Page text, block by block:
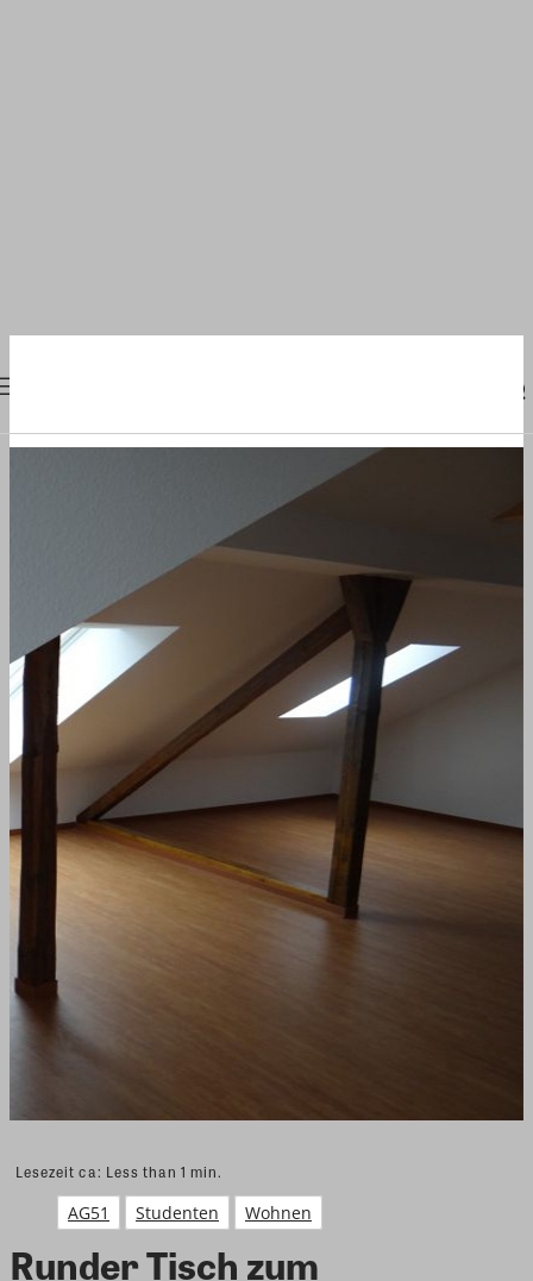
Lesezeit ca: Less than 1 min.
AG51 Studenten Wohnen
Runder Tisch zum